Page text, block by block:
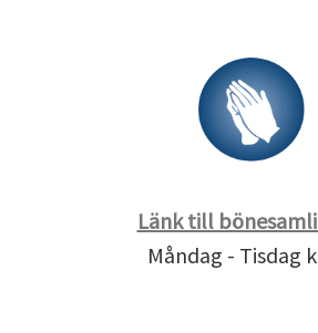
Länk till
Måndag - Tisdag